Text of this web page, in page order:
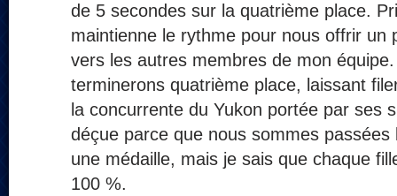
de 5 secondes sur la quatrième place.
maintienne le rythme pour nous offrir
vers les autres membres de mon
terminerons quatrième place, laissant
la concurrente du Yukon portée par ses
déçue parce que nous sommes passées
une médaille, mais je sais que chaque
100 %.